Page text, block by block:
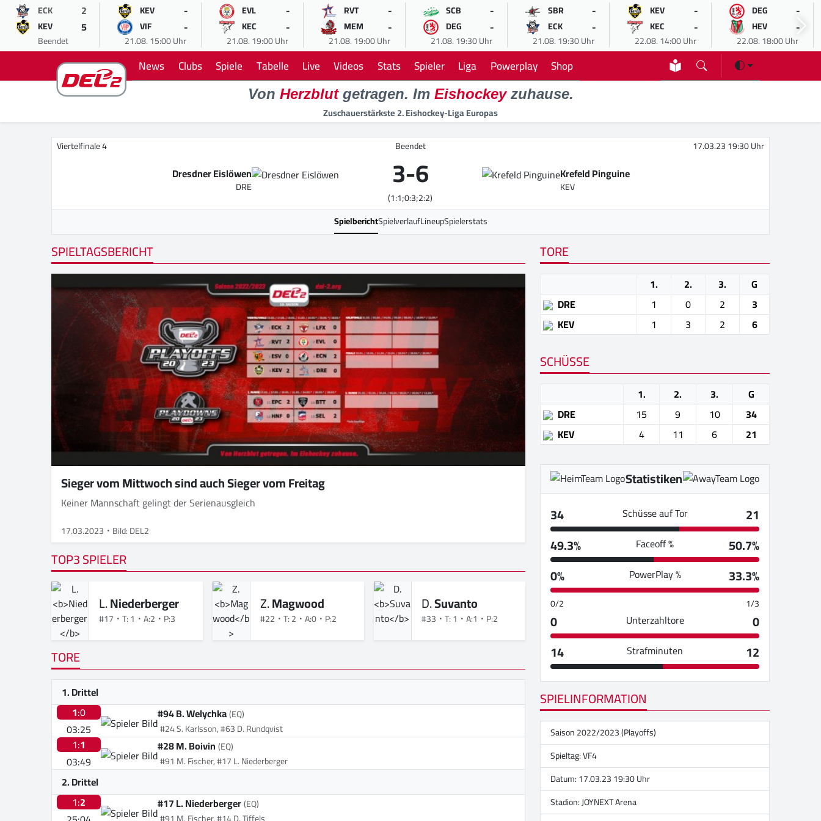
ECK 2
KEV 5
Beendet
KEV -
VIF -
21.08. 15:00 Uhr
EVL -
KEC -
21.08. 19:00 Uhr
RVT -
MEM -
21.08. 19:00 Uhr
SCB -
DEG -
21.08. 19:30 Uhr
SBR -
ECK -
21.08. 19:30 Uhr
KEV -
KEC -
22.08. 14:00 Uhr
DEG -
HEV -
22.08. 18:00 Uhr
News Clubs Spiele Tabelle Live Videos Stats Spieler Liga Powerplay Shop
Von Herzblutgetragen. Im Eishockeyzuhause.
Zuschauerstärkste 2. Eishockey-Liga Europas
Viertelfinale 4 Beendet 17.03.23 19:30 Uhr
Dresdner Eislöwen
DRE 3-6
(1:1;0:3;2:2)
Krefeld Pinguine
KEV
SpielberichtSpielverlaufLineupSpielerstats
SPIELTAGSBERICHT
Sieger vom Mittwoch sind auch Sieger vom Freitag
Keiner Mannschaft gelingt der Serienausgleich
17.03.2023 Bild: DEL2
TOP3 SPIELER
L.Niederberger
#17 T: 1 A:2 P:3
Z.Magwood
#22 T: 2 A:0 P:2
D.Suvanto
#33 T: 1 A:1 P:2
TORE
1. Drittel
1:0
03:25
#94 B. Welychka(EQ)
#24 S. Karlsson, #63 D. Rundqvist
1:1
03:49
#28 M. Boivin(EQ)
#91 M. Fischer, #17 L. Niederberger
2. Drittel
1:2
#17 L. Niederberger(EQ)
TORE
1. 2. 3.
G
DRE
1 0 2
3
KEV
1 3 2 6
SCHÜSSE
1. 2. 3.
G
DRE
15 9 10
34
KEV
4 11 6 21
Statistiken
34
Schüsse auf Tor
21
49.3%
Faceoff %
50.7%
0%
PowerPlay % 33.3%
0/2 1/3
0 Unterzahltore
0
14
Strafminuten 12
SPIELINFORMATION
Saison 2022/2023 (Playoffs)
Spieltag: VF4
Datum: 17.03.23 19:30 Uhr
Stadion:JOYNEXT Arena